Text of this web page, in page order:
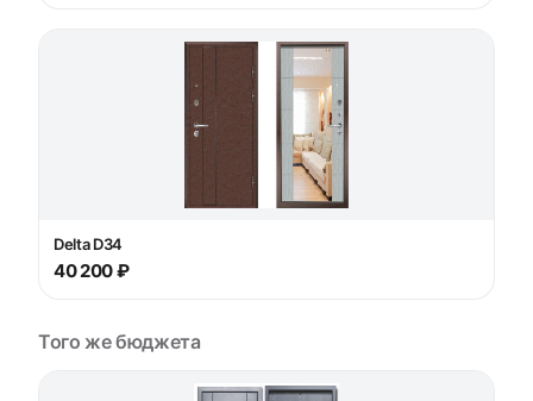
Delta D34
40 200 ₽
Того же бюджета